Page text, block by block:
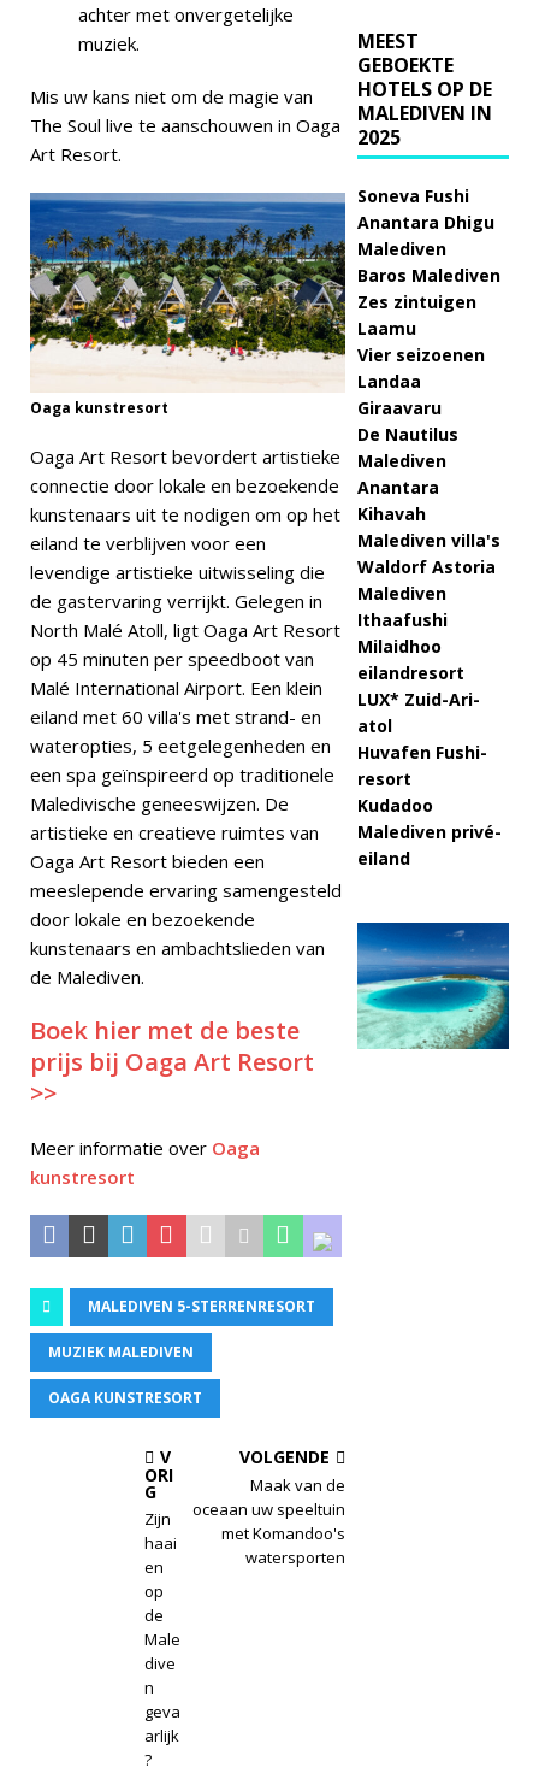
achter met onvergetelijke
muziek.
Mis uw kans niet om de magie van
The Soul live te aanschouwen in Oaga
Art Resort.
Oaga kunstresort
Oaga Art Resort bevordert artistieke
connectie door lokale en bezoekende
kunstenaars uit te nodigen om op het
eiland te verblijven voor een
levendige artistieke uitwisseling die
de gastervaring verrijkt. Gelegen in
North Malé Atoll, ligt Oaga Art Resort
op 45 minuten per speedboot van
Malé International Airport. Een klein
eiland met 60 villa's met strand- en
wateropties, 5 eetgelegenheden en
een spa geïnspireerd op traditionele
Maledivische geneeswijzen. De
artistieke en creatieve ruimtes van
Oaga Art Resort bieden een
meeslepende ervaring samengesteld
door lokale en bezoekende
kunstenaars en ambachtslieden van
de Malediven.
Boek hier met de beste
prijs bij Oaga Art Resort
>>
Meer informatie over Oaga
kunstresort
MALEDIVEN 5-STERRENRESORT
MUZIEK MALEDIVEN
OAGA KUNSTRESORT
V
ORI
G
Zijn
haai
en
op
de
Male
dive
n
geva
arlijk
?
VOLGENDE
Maak van de
oceaan uw speeltuin
met Komandoo's
watersporten
MEEST
GEBOEKTE
HOTELS OP DE
MALEDIVEN IN
2025
Soneva Fushi
Anantara Dhigu
Malediven
Baros Malediven
Zes zintuigen
Laamu
Vier seizoenen
Landaa
Giraavaru
De Nautilus
Malediven
Anantara
Kihavah
Malediven villa's
Waldorf Astoria
Malediven
Ithaafushi
Milaidhoo
eilandresort
LUX* Zuid-Ari-
atol
Huvafen Fushi-
resort
Kudadoo
Malediven privé-
eiland